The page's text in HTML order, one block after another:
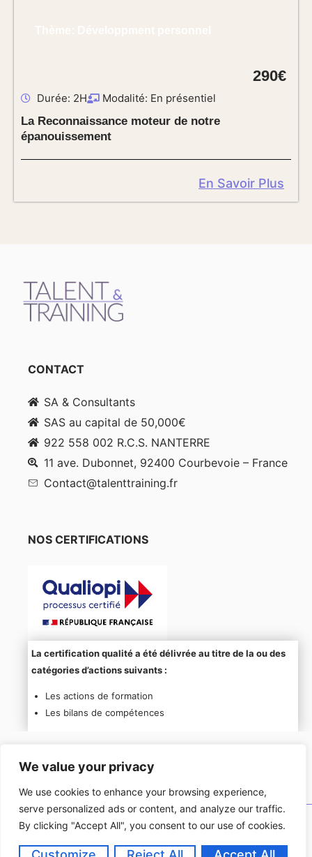
We value your privacy
We use cookies to enhance your browsing experience,
serve personalized ads or content, and analyze our traffic.
By clicking "Accept All", you consent to our use of cookies.
290€
Durée: 2H
Modalité: En présentiel
La Reconnaissance moteur de notre
épanouissement
En Savoir Plus
CONTACT
SA & Consultants
SAS au capital de 50,000€
922 558 002 R.C.S. NANTERRE
11 ave. Dubonnet, 92400 Courbevoie – France
Contact@talenttraining.fr
NOS CERTIFICATIONS
La certification qualité a été délivrée au titre de la ou des
catégories d’actions suivants :
Les actions de formation
Les bilans de compétences
Copyright © 2026 Talent & Training.